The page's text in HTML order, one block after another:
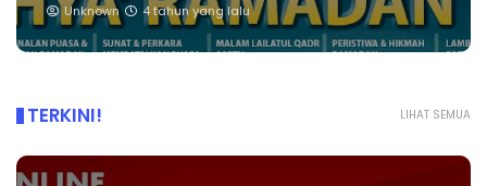
Unknown 4 tahun yang lalu
LIHAT SEMUA
TERKINI!